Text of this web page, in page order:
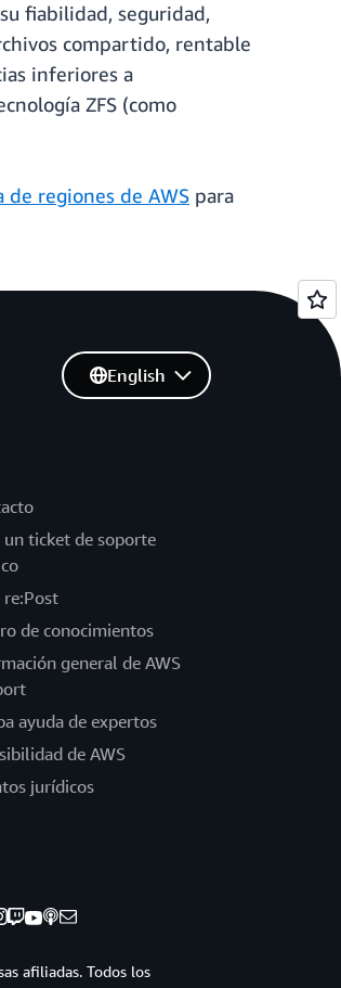
fiabilidad, seguridad,
compartido, rentable
inferiores a
ZFS (como
de regiones de AWS para
un ticket de soporte
re:Post
de conocimientos
general de AWS
ayuda de expertos
de AWS
jurídicos
English
afiliadas. Todos los